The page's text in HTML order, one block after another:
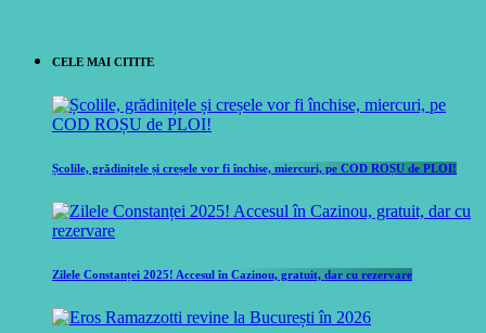
CELE MAI CITITE
Școlile, grădinițele și creșele vor fi închise, miercuri, pe COD ROȘU de PLOI!
Zilele Constanței 2025! Accesul în Cazinou, gratuit, dar cu rezervare